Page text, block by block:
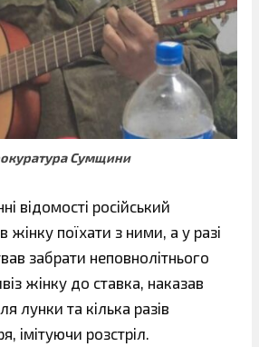
Сумщини
відомості російський
жінку поїхати з ними, а у разі
забрати неповнолітнього
жінку до ставка, наказав
лунки та кілька разів
імітуючи розстріл.